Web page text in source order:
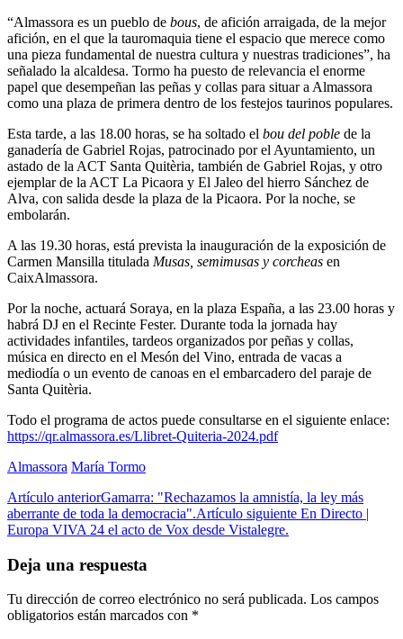
“Almassora es un pueblo de bous, de afición arraigada, de la mejor
afición, en el que la tauromaquia tiene el espacio que merece como
una pieza fundamental de nuestra cultura y nuestras tradiciones”, ha
señalado la alcaldesa. Tormo ha puesto de relevancia el enorme
papel que desempeñan las peñas y collas para situar a Almassora
como una plaza de primera dentro de los festejos taurinos populares.
Esta tarde, a las 18.00 horas, se ha soltado el bou del poble de la
ganadería de Gabriel Rojas, patrocinado por el Ayuntamiento, un
astado de la ACT Santa Quitèria, también de Gabriel Rojas, y otro
ejemplar de la ACT La Picaora y El Jaleo del hierro Sánchez de
Alva, con salida desde la plaza de la Picaora. Por la noche, se
embolarán.
A las 19.30 horas, está prevista la inauguración de la exposición de
Carmen Mansilla titulada Musas, semimusas y corcheas en
CaixAlmassora.
Por la noche, actuará Soraya, en la plaza España, a las 23.00 horas y
habrá DJ en el Recinte Fester. Durante toda la jornada hay
actividades infantiles, tardeos organizados por peñas y collas,
música en directo en el Mesón del Vino, entrada de vacas a
mediodía o un evento de canoas en el embarcadero del paraje de
Santa Quitèria.
Todo el programa de actos puede consultarse en el siguiente enlace:
https://qr.almassora.es/Llibret-Quiteria-2024.pdf
Almassora María Tormo
Artículo anteriorGamarra: "Rechazamos la amnistía, la ley más
aberrante de toda la democracia".Artículo siguiente En Directo |
Europa VIVA 24 el acto de Vox desde Vistalegre.
Deja una respuesta
Tu dirección de correo electrónico no será publicada. Los campos
obligatorios están marcados con *